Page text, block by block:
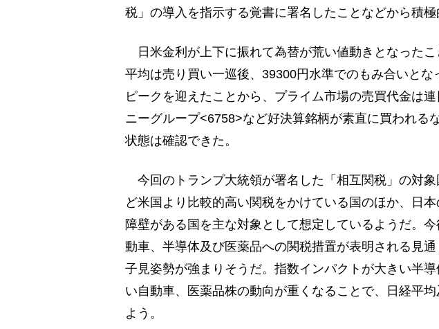
税」の導入を指示する覚書に署名したことなどから積極
日米金利が上下に振れて為替が荒い値動きとなった
平均は売り買い一巡後、39300円水準でのもみ合いとな
ピークを迎えたことから、プライム市場の売買代金は
ニーグループ<6758>など好決算銘柄が素直に買われる
状態は確認できた。
今回のトランプ大統領が署名した「相互関税」の対
ど米国より比較的高い関税をかけている国のほか、日
障壁がある国を主な対象として想定しているようだ。
動車、半導体及び医薬品への関税措置が表明される見
子見姿勢が強まりそうだ。指数インパクトが大きい半
い自動車、医薬品株の動向が重くなることで、日経平
よう。